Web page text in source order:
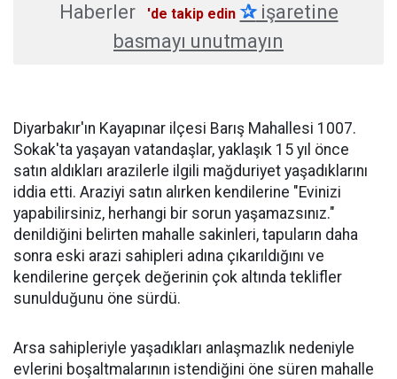
Haberler
'de takip edin ✰işaretine
basmayı unutmayın
Diyarbakır'ın Kayapınar ilçesi Barış Mahallesi 1007.
Sokak'ta yaşayan vatandaşlar, yaklaşık 15 yıl önce
satın aldıkları arazilerle ilgili mağduriyet yaşadıklarını
iddia etti. Araziyi satın alırken kendilerine "Evinizi
yapabilirsiniz, herhangi bir sorun yaşamazsınız."
denildiğini belirten mahalle sakinleri, tapuların daha
sonra eski arazi sahipleri adına çıkarıldığını ve
kendilerine gerçek değerinin çok altında teklifler
sunulduğunu öne sürdü.
Arsa sahipleriyle yaşadıkları anlaşmazlık nedeniyle
evlerini boşaltmalarının istendiğini öne süren mahalle